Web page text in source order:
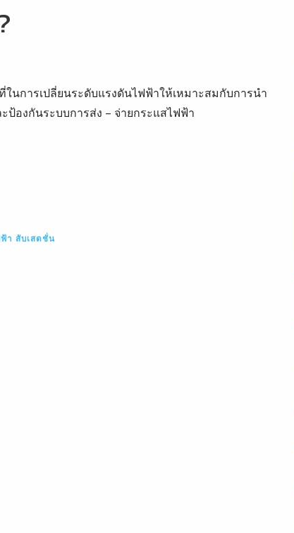
นการเปลี่ยนระดับแรงดันไฟฟ้าให้เหมาะสมกับการนำ
องกันระบบการส่ง – จ่ายกระแสไฟฟ้า
า สับเสตชั่น